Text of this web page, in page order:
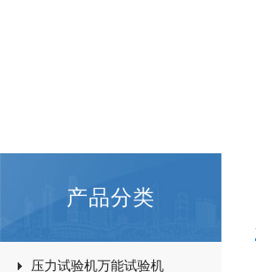
产品分类
压力试验机万能试验机